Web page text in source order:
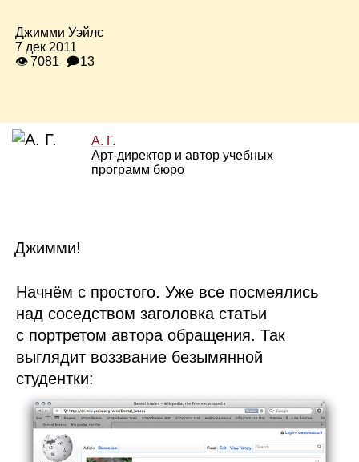
Джимми Уэйлс
7 дек 2011
👁 7081 🗩13
А. Г.
Арт‑директор и автор учебных
программ бюро
Джимми!
Начнём с простого. Уже все посмеялись
над соседством заголовка статьи
с портретом автора обращения. Так
выглядит воззвание безымянной
студентки: